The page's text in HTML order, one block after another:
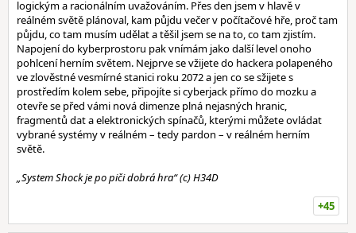
logickým a racionálním uvažováním. Přes den jsem v hlavě v
reálném světě plánoval, kam půjdu večer v počítačové hře, proč tam
půjdu, co tam musím udělat a těšil jsem se na to, co tam zjistím.
Napojení do kyberprostoru pak vnímám jako další level onoho
pohlcení herním světem. Nejprve se vžijete do hackera polapeného
ve zlověstné vesmírné stanici roku 2072 a jen co se sžijete s
prostředím kolem sebe, připojíte si cyberjack přímo do mozku a
otevře se před vámi nová dimenze plná nejasných hranic,
fragmentů dat a elektronických spínačů, kterými můžete ovládat
vybrané systémy v reálném – tedy pardon – v reálném herním
světě.
„System Shock je po piči dobrá hra“ (c) H34D
+45